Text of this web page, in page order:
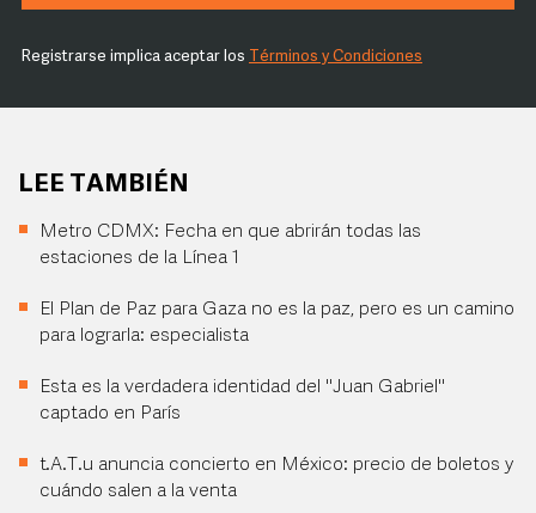
Registrarse implica aceptar los Términos y Condiciones
LEE TAMBIÉN
Metro CDMX: Fecha en que abrirán todas las
estaciones de la Línea 1
El Plan de Paz para Gaza no es la paz, pero es un camino
para lograrla: especialista
Esta es la verdadera identidad del "Juan Gabriel"
captado en París
t.A.T.u anuncia concierto en México: precio de boletos y
cuándo salen a la venta